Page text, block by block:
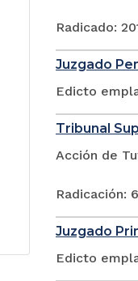
Radicado:
Juzgado
Edicto
Tribunal
Acción de
Radicación:
Juzgado
Edicto